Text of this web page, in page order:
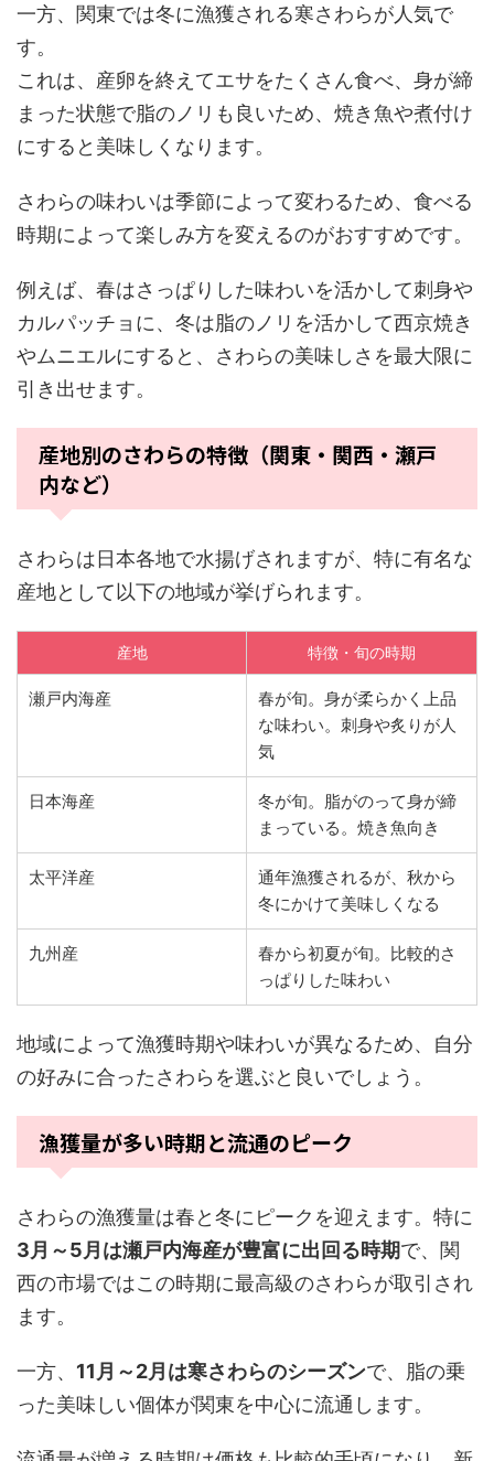
一方、関東では冬に漁獲される寒さわらが人気で
す。
これは、産卵を終えてエサをたくさん食べ、身が締
まった状態で脂のノリも良いため、焼き魚や煮付け
にすると美味しくなります。
さわらの味わいは季節によって変わるため、食べる
時期によって楽しみ方を変えるのがおすすめです。
例えば、春はさっぱりした味わいを活かして刺身や
カルパッチョに、冬は脂のノリを活かして西京焼き
やムニエルにすると、さわらの美味しさを最大限に
引き出せます。
産地別のさわらの特徴（関東・関西・瀬戸
内など）
さわらは日本各地で水揚げされますが、特に有名な
産地として以下の地域が挙げられます。
産地 特徴・旬の時期
瀬戸内海産
春が旬。身が柔らかく上品
な味わい。刺身や炙りが人
気
日本海産
冬が旬。脂がのって身が締
まっている。焼き魚向き
太平洋産
通年漁獲されるが、秋から
冬にかけて美味しくなる
九州産
春から初夏が旬。比較的さ
っぱりした味わい
地域によって漁獲時期や味わいが異なるため、自分
の好みに合ったさわらを選ぶと良いでしょう。
漁獲量が多い時期と流通のピーク
さわらの漁獲量は春と冬にピークを迎えます。特に
3月～5月は瀬戸内海産が豊富に出回る時期で、関
西の市場ではこの時期に最高級のさわらが取引され
ます。
一方、 11月～2月は寒さわらのシーズンで、脂の乗
った美味しい個体が関東を中心に流通します。